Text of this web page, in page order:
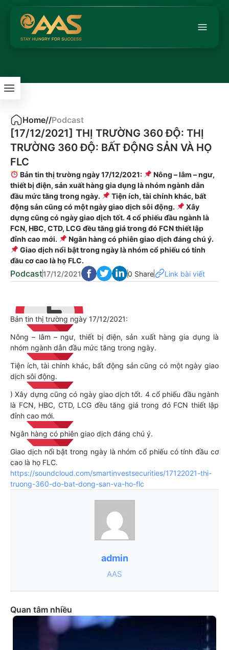
Home//Podcast
[17/12/2021] THỊ TRƯỜNG 360 ĐỘ: THỊ
TRƯỜNG 360 ĐỘ: BẤT ĐỘNG SẢN VÀ HỌ
FLC
Bản tin thị trường ngày 17/12/2021:
Nông – lâm – ngư,
thiết bị điện, sản xuất hàng gia dụng là nhóm ngành dẫn
đầu mức tăng trong ngày.
Tiện ích, tài chính khác, bất
động sản cũng có một ngày giao dịch sôi động.
Xây
dựng cũng có ngày giao dịch tốt. 4 cổ phiếu đầu ngành là
FCN, HBC, CTD, LCG đều tăng giá trong đó FCN thiết lập
đỉnh cao mới.
Ngân hàng có phiên giao dịch đáng chú ý.
Giao dịch nổi bật trong ngày là nhóm cổ phiếu có tính
đầu cơ cao là họ FLC.
Podcast17/12/2021 0 Share Link bài viết
Bản tin thị trường ngày 17/12/2021:
Nông – lâm – ngư, thiết bị điện, sản xuất hàng gia dụng là
nhóm ngành dẫn đầu mức tăng trong ngày.
Tiện ích, tài chính khác, bất động sản cũng có một ngày giao
dịch sôi động.
) Xây dựng cũng có ngày giao dịch tốt. 4 cổ phiếu đầu ngành
là FCN, HBC, CTD, LCG đều tăng giá trong đó FCN thiết lập
đỉnh cao mới.
Ngân hàng có phiên giao dịch đáng chú ý.
Giao dịch nổi bật trong ngày là nhóm cổ phiếu có tính đầu cơ
cao là họ FLC.
https://soundcloud.com/smartinvestsecurities/17122021-thi-
truong-360-do-bat-dong-san-va-ho-flc
admin
AAS
Quan tâm nhiều